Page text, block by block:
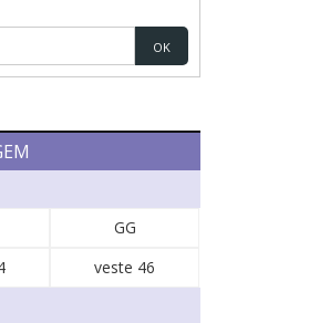
OK
GG
veste 46